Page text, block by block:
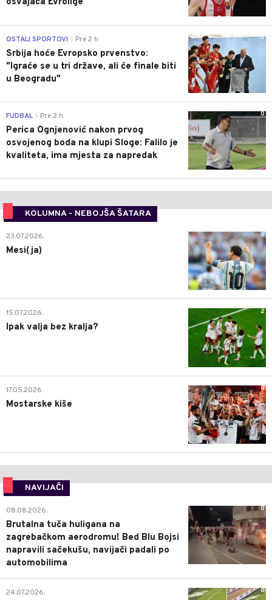
0
OSTALI SPORTOVI Pre 2 h
Srbija hoće Evropsko prvenstvo:
"Igraće se u tri države, ali će finale biti
u Beogradu"
0
FUDBAL Pre 2 h
Perica Ognjenović nakon prvog
osvojenog boda na klupi Sloge: Falilo je
kvaliteta, ima mjesta za napredak
KOLUMNA - NEBOJŠA ŠATARA
0
23.07.2026.
Mesi(ja)
2
15.07.2026.
Ipak valja bez kralja?
0
17.05.2026.
Mostarske kiše
NAVIJAČI
0
08.08.2026.
Brutalna tuča huligana na
zagrebačkom aerodromu! Bed Blu Bojsi
napravili sačekušu, navijači padali po
automobilima
0
24.07.2026.